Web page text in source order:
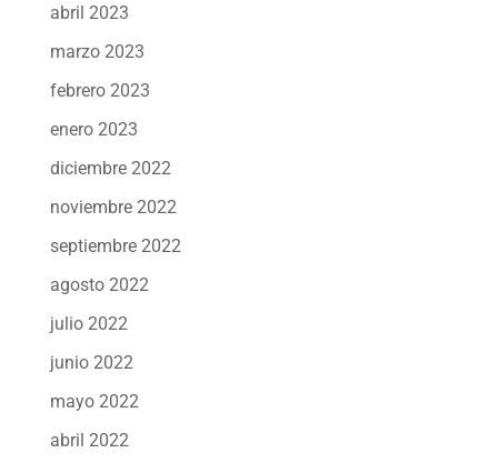
abril 2023
marzo 2023
febrero 2023
enero 2023
diciembre 2022
noviembre 2022
septiembre 2022
agosto 2022
julio 2022
junio 2022
mayo 2022
abril 2022